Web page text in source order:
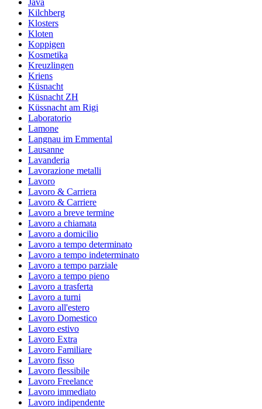
Kilchberg
Klosters
Kloten
Koppigen
Kosmetika
Kreuzlingen
Kriens
Küsnacht
Küsnacht ZH
Küssnacht am Rigi
Laboratorio
Lamone
Langnau im Emmental
Lausanne
Lavanderia
Lavorazione metalli
Lavoro
Lavoro & Carriera
Lavoro & Carriere
Lavoro a breve termine
Lavoro a chiamata
Lavoro a domicilio
Lavoro a tempo determinato
Lavoro a tempo indeterminato
Lavoro a tempo parziale
Lavoro a tempo pieno
Lavoro a trasferta
Lavoro a turni
Lavoro all'estero
Lavoro Domestico
Lavoro estivo
Lavoro Extra
Lavoro Familiare
Lavoro fisso
Lavoro flessibile
Lavoro Freelance
Lavoro immediato
Lavoro indipendente